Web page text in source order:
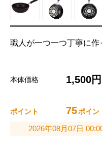
職人が一つ一つ丁寧に作
本体価格 1,500円
ポイント 75ポイン
2026年08月07日